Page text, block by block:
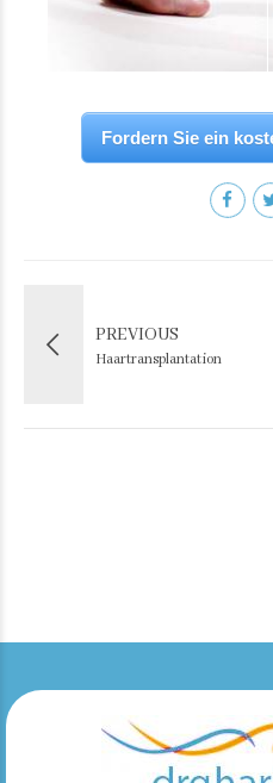
Fordern Sie ein
PREVIOUS
Haartransplantation